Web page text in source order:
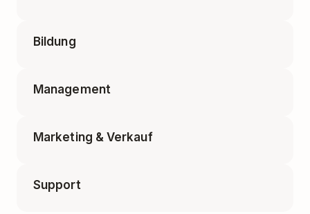
Bildung
Management
Marketing & Verkauf
Support